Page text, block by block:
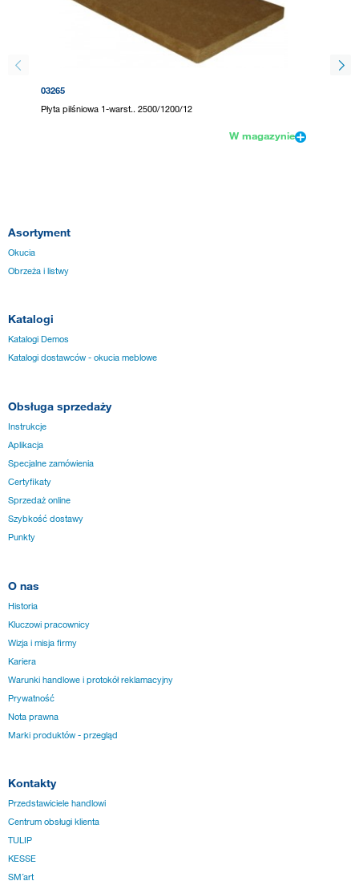
03265
Płyta pilśniowa 1-warst.. 2500/1200/12
W magazynie
Asortyment
Okucia
Obrzeża i listwy
Katalogi
Katalogi Demos
Katalogi dostawców - okucia meblowe
Obsługa sprzedaży
Instrukcje
Aplikacja
Specjalne zamówienia
Certyfikaty
Sprzedaż online
Szybkość dostawy
Punkty
O nas
Historia
Kluczowi pracownicy
Wizja i misja firmy
Kariera
Warunki handlowe i protokół reklamacyjny
Prywatność
Nota prawna
Marki produktów - przegląd
Kontakty
Przedstawiciele handlowi
Centrum obsługi klienta
TULIP
KESSE
SM´art